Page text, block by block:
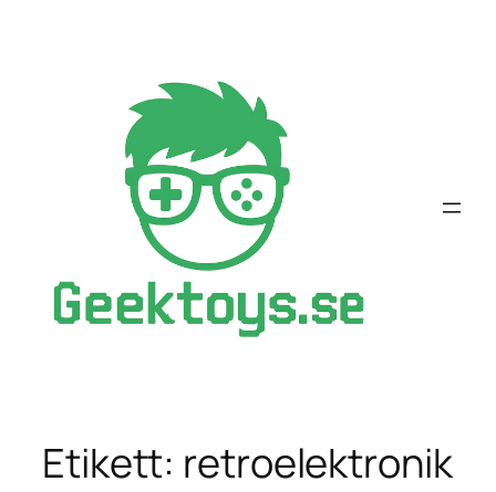
Etikett: retroelektronik